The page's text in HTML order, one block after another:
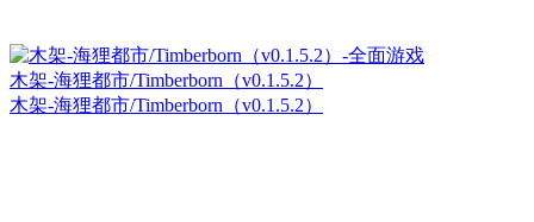
木架-海狸都市/Timberborn（v0.1.5.2）
木架-海狸都市/Timberborn（v0.1.5.2）